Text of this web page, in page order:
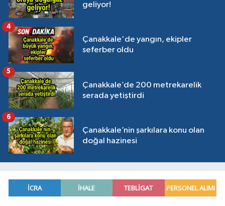
geliyor!
Çanakkale'de yangın, ekipler
seferber oldu
4
Çanakkale’de 200 metrekarelik
serada yetiştirdi
5
Çanakkale’nin şarkılara konu olan
doğal hazinesi
6